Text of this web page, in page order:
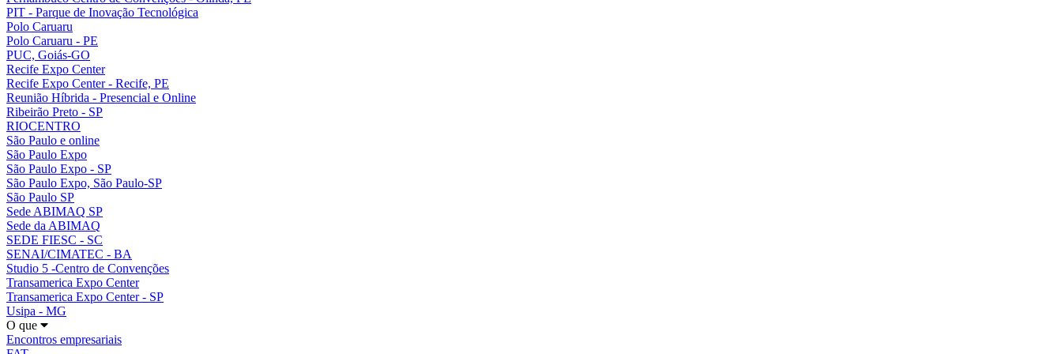
PIT - Parque de Inovação Tecnológica
Polo Caruaru
Polo Caruaru - PE
PUC, Goiás-GO
Recife Expo Center
Recife Expo Center - Recife, PE
Reunião Híbrida - Presencial e Online
Ribeirão Preto - SP
RIOCENTRO
São Paulo e online
São Paulo Expo
São Paulo Expo - SP
São Paulo Expo, São Paulo-SP
São Paulo SP
Sede ABIMAQ SP
Sede da ABIMAQ
SEDE FIESC - SC
SENAI/CIMATEC - BA
Studio 5 -Centro de Convenções
Transamerica Expo Center
Transamerica Expo Center - SP
Usipa - MG
O que
Encontros empresariais